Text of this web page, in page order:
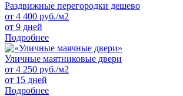
Раздвижные перегородки дешево
от 4 400 руб./м2
от 9 дней
Подробнее
Уличные маятниковые двери
от 4 250 руб./м2
от 15 дней
Подробнее